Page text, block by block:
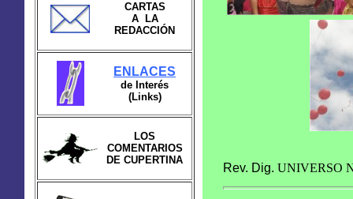
CARTAS
A LA
REDACCIÓN
ENLACES
de Interés
(Links)
LOS
COMENTARIOS
DE CUPERTINA
Rev. Dig. UNIVERSO